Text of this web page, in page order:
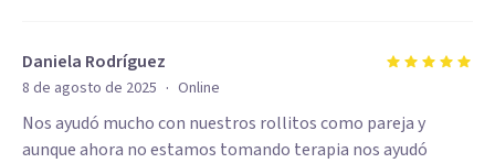
Daniela Rodríguez
8 de agosto de 2025 · Online
Nos ayudó mucho con nuestros rollitos como pareja y
aunque ahora no estamos tomando terapia nos ayudó